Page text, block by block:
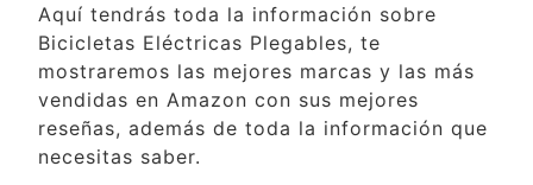
Aquí tendrás toda la información sobre
Bicicletas Eléctricas Plegables, te
mostraremos las mejores marcas y las más
vendidas en Amazon con sus mejores
reseñas, además de toda la información que
necesitas saber.